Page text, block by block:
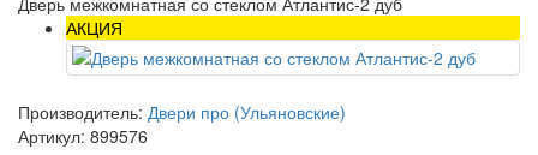
АКЦИЯ
Производитель: Двери про (Ульяновские)
Артикул: 899576